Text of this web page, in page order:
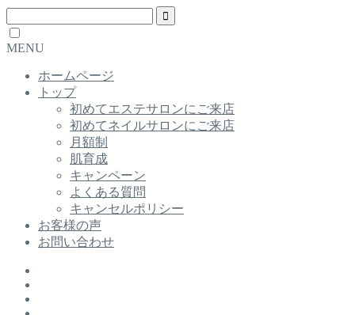
MENU
ホームページ
トップ
初めてエステサロンにご来店
初めてネイルサロンにご来店
月額制
肌育成
キャンペーン
よくある質問
キャンセルポリシー
お客様の声
お問い合わせ